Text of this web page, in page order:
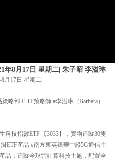
年8月17日 星期二| 朱子昭 李溢琳
8月17日 星期二|
略部 E TF策略師 #李溢琳（Barbara）
科技指數ETF 【3033】，實物追蹤30隻
ETF產品 #南方東英銀華中證5G通信主
品；追蹤全球雲計算科技主題，配置全